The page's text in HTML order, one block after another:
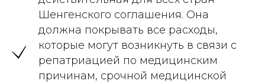
Шенгенского соглашения. Она
должна покрывать все расходы,
которые могут возникнуть в связи с
репатриацией по медицинским
причинам, срочной медицинской